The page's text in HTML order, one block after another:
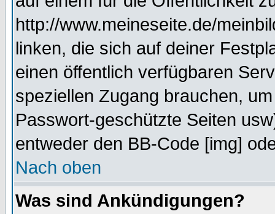
http://www.meineseite.de/
linken, die sich auf deiner
einen öffentlich verfügbaren
speziellen Zugang brauchen,
Passwort-geschützte Seiten
entweder den BB-Code [img]
Nach oben
Was sind Ankündigungen?